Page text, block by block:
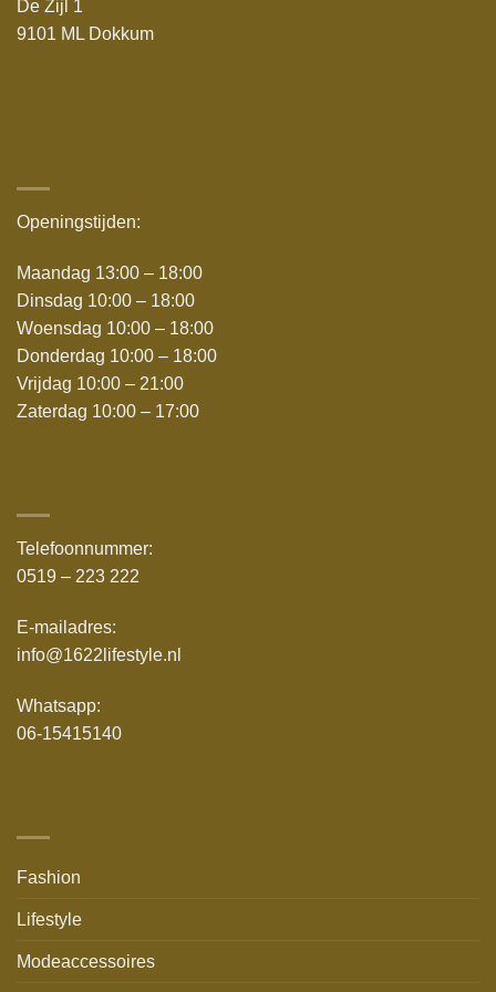
De Zijl 1
9101 ML Dokkum
Openingstijden:
Maandag 13:00 – 18:00
Dinsdag 10:00 – 18:00
Woensdag 10:00 – 18:00
Donderdag 10:00 – 18:00
Vrijdag 10:00 – 21:00
Zaterdag 10:00 – 17:00
Telefoonnummer:
0519 – 223 222
E-mailadres:
info@1622lifestyle.nl
Whatsapp:
06-15415140
Fashion
Lifestyle
Modeaccessoires